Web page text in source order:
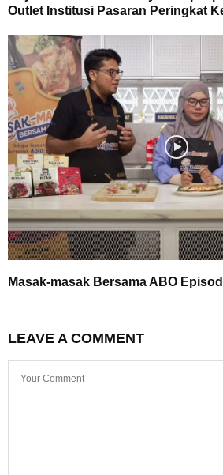
Outlet Institusi Pasaran Peringkat
Masak-masak Bersama ABO
LEAVE A COMMENT